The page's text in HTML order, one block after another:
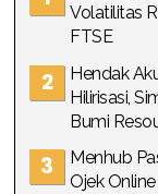
Volatilitas
FTSE
Hendak
Hilirisasi,
Bumi
Menhub
Ojek